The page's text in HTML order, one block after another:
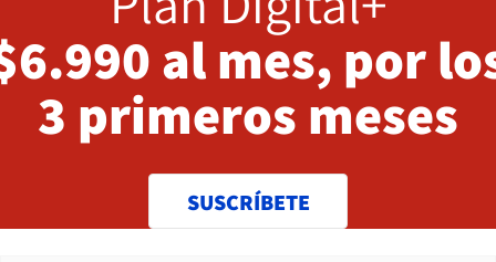
al mes, por
3 primeros meses
SUSCRÍBETE